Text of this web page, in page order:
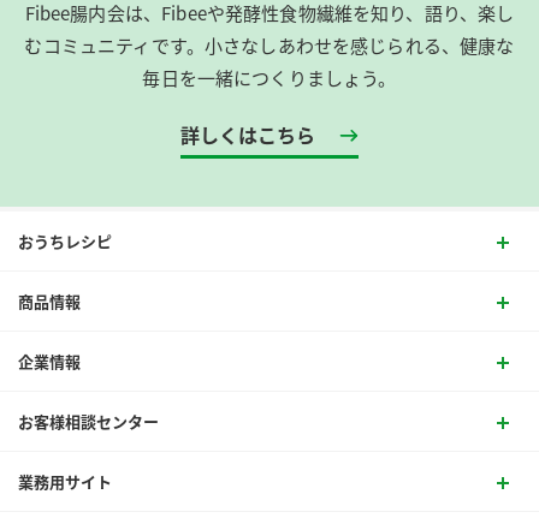
Fibee腸内会は、​Fibeeや発酵性食物繊維を知り、語り、楽し
むコミュニティです。​小さなしあわせを感じられる、健康な
毎日を一緒につくりましょう。
詳しくはこちら
おうちレシピ
商品情報
企業情報
お客様相談センター
業務用サイト